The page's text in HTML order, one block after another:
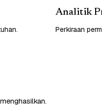
Analitik
Perkiraan